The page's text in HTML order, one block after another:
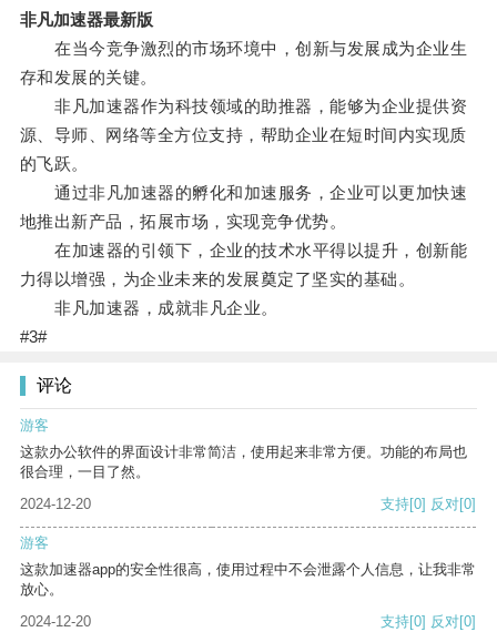
非凡加速器最新版
在当今竞争激烈的市场环境中，创新与发展成为企业生
存和发展的关键。
非凡加速器作为科技领域的助推器，能够为企业提供资
源、导师、网络等全方位支持，帮助企业在短时间内实现质
的飞跃。
通过非凡加速器的孵化和加速服务，企业可以更加快速
地推出新产品，拓展市场，实现竞争优势。
在加速器的引领下，企业的技术水平得以提升，创新能
力得以增强，为企业未来的发展奠定了坚实的基础。
非凡加速器，成就非凡企业。
#3#
评论
游客
这款办公软件的界面设计非常简洁，使用起来非常方便。功能的布局也
很合理，一目了然。
2024-12-20
支持[0] 反对[0]
游客
这款加速器app的安全性很高，使用过程中不会泄露个人信息，让我非常
放心。
2024-12-20
支持[0] 反对[0]